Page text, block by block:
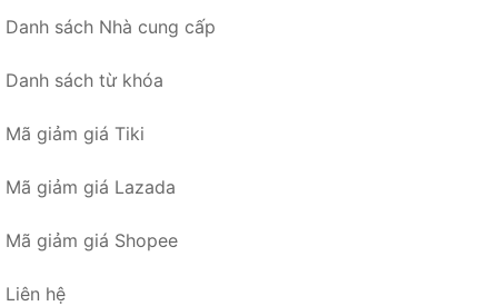
Danh sách Nhà cung cấp
Danh sách từ khóa
Mã giảm giá Tiki
Mã giảm giá Lazada
Mã giảm giá Shopee
Liên hệ